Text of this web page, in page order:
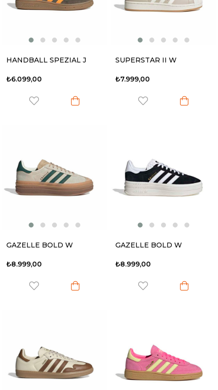
HANDBALL SPEZIAL J
₺6.099,00
SUPERSTAR II W
₺7.999,00
GAZELLE BOLD W
₺8.999,00
GAZELLE BOLD W
₺8.999,00